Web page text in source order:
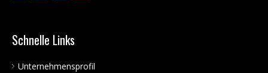
Schnelle Links
Unternehmensprofil